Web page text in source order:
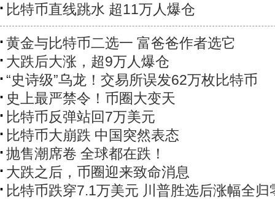
比特币直线跳水 超11万人爆仓
黄金与比特币二选一 富爸爸作者选它
大跌后大涨，超9万人爆仓
“史诗级”乌龙！交易所误发62万枚比特币
史上最严禁令！币圈大变天
比特币反弹站回7万美元
比特币大崩跌 中国突然表态
抛售潮席卷 全球都在跌！
大跌之后，币圈迎来致命消息
比特币跌穿7.1万美元 川普胜选后涨幅全归